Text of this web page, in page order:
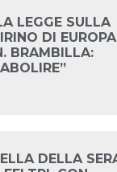
LEGGE SULLA
DI
BRAMBILLA:
DELLA